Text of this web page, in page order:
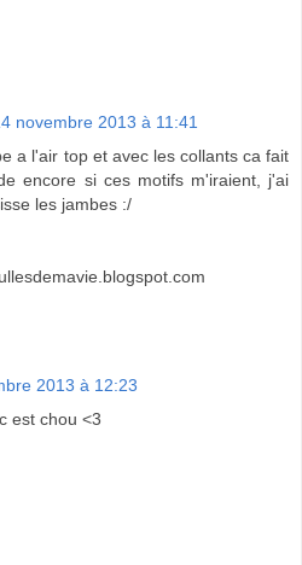
novembre 2013 à 11:41
a l'air top et avec les collants ca fait
encore si ces motifs m'iraient, j'ai
les jambes :/
2013 à 12:23
est chou <3